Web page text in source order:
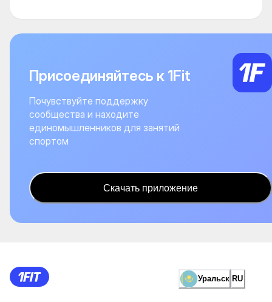
Присоединяйтесь к 1Fit
Почувствуйте поддержку
сообщества и находите
единомышленников для занятий
спортом
Скачать приложение
Уральск RU